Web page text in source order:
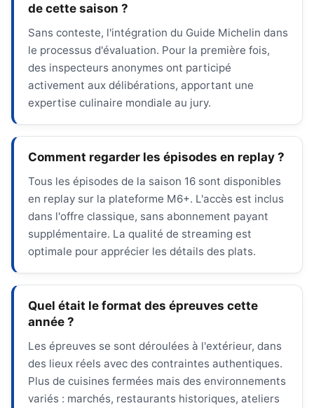
de cette saison ?
Sans conteste, l'intégration du Guide Michelin dans
le processus d'évaluation. Pour la première fois,
des inspecteurs anonymes ont participé
activement aux délibérations, apportant une
expertise culinaire mondiale au jury.
Comment regarder les épisodes en replay ?
Tous les épisodes de la saison 16 sont disponibles
en replay sur la plateforme M6+. L'accès est inclus
dans l'offre classique, sans abonnement payant
supplémentaire. La qualité de streaming est
optimale pour apprécier les détails des plats.
Quel était le format des épreuves cette
année ?
Les épreuves se sont déroulées à l'extérieur, dans
des lieux réels avec des contraintes authentiques.
Plus de cuisines fermées mais des environnements
variés : marchés, restaurants historiques, ateliers